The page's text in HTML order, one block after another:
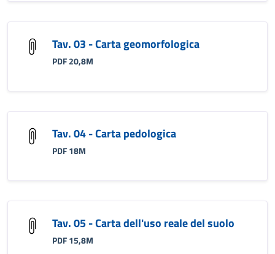
Tav. 03 - Carta geomorfologica
PDF 20,8M
Tav. 04 - Carta pedologica
PDF 18M
Tav. 05 - Carta dell'uso reale del suolo
PDF 15,8M